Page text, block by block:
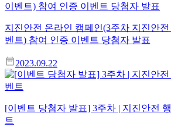
지진안전 온라인 캠페인(3주차 지진안전
벤트) 참여 인증 이벤트 당첨자 발표
2023.09.22
[이벤트 당첨자 발표] 3주차 | 지진안전
트